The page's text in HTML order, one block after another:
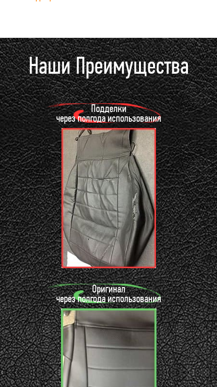
Наши Преимущества
Подделки
через полгода использования
Оригинал
через полгода использования